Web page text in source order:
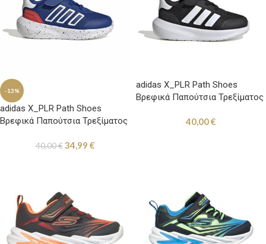
-13%
adidas X_PLR Path Shoes
Βρεφικά Παπούτσια Τρεξίματος
40,00€ 34,99 €
adidas X_PLR Path Shoes
Βρεφικά Παπούτσια Τρεξίματος
40,00€